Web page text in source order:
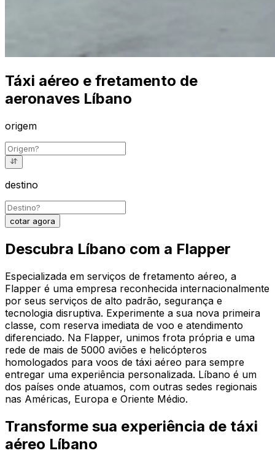
Táxi aéreo e fretamento de
aeronaves Líbano
origem
destino
cotar agora
Descubra Líbano com a Flapper
Especializada em serviços de fretamento aéreo, a
Flapper é uma empresa reconhecida internacionalmente
por seus serviços de alto padrão, segurança e
tecnologia disruptiva. Experimente a sua nova primeira
classe, com reserva imediata de voo e atendimento
diferenciado. Na Flapper, unimos frota própria e uma
rede de mais de 5000 aviões e helicópteros
homologados para voos de táxi aéreo para sempre
entregar uma experiência personalizada. Líbano é um
dos países onde atuamos, com outras sedes regionais
nas Américas, Europa e Oriente Médio.
Transforme sua experiência de táxi
aéreo Líbano